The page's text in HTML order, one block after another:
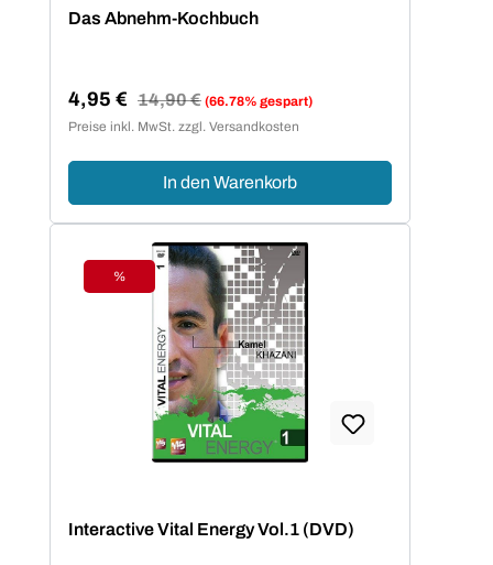
Das Abnehm-Kochbuch
Verkaufspreis:
4,95 € Regulärer Preis:
14,90 € (66.78% gespart)
Preise inkl. MwSt. zzgl. Versandkosten
In den Warenkorb
Rabatt
%
Interactive Vital Energy Vol.1 (DVD)